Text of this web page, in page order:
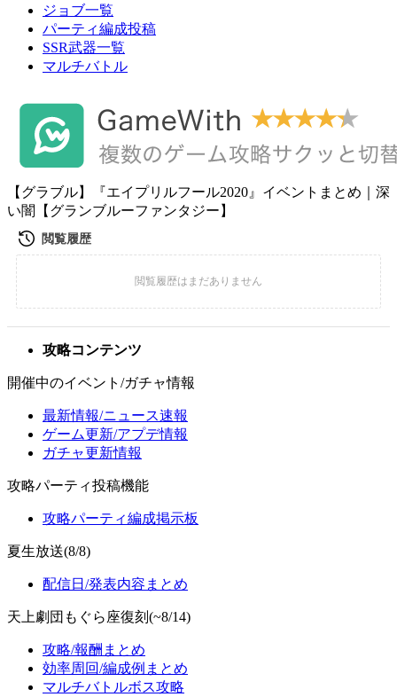
ジョブ一覧
パーティ編成投稿
SSR武器一覧
マルチバトル
【グラブル】『エイプリルフール2020』イベントまとめ｜深
い闇【グランブルーファンタジー】
攻略コンテンツ
開催中のイベント/ガチャ情報
最新情報/ニュース速報
ゲーム更新/アプデ情報
ガチャ更新情報
攻略パーティ投稿機能
攻略パーティ編成掲示板
夏生放送(8/8)
配信日/発表内容まとめ
天上劇団もぐら座復刻(~8/14)
攻略/報酬まとめ
効率周回/編成例まとめ
マルチバトルボス攻略